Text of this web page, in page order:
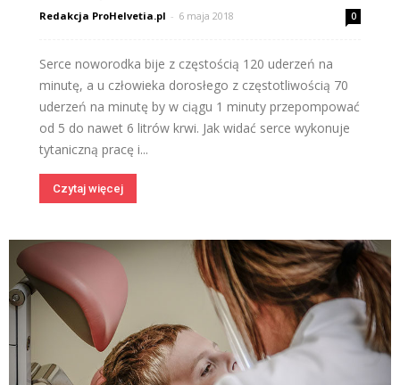
Redakcja ProHelvetia.pl - 6 maja 2018 0
Serce noworodka bije z częstością 120 uderzeń na
minutę, a u człowieka dorosłego z częstotliwością 70
uderzeń na minutę by w ciągu 1 minuty przepompować
od 5 do nawet 6 litrów krwi. Jak widać serce wykonuje
tytaniczną pracę i...
Czytaj więcej